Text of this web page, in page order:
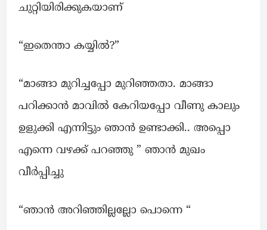
ചുറ്റിയിരിക്കുകയാണ്
“ഇതെന്താ കയ്യിൽ?”
“മാങ്ങാ മുറിച്ചപ്പോ മുറിഞ്ഞതാ. മാങ്ങാ
പറിക്കാൻ മാവിൽ കേറിയപ്പോ വീണു കാലും
ഉളുക്കി എന്നിട്ടും ഞാൻ ഉണ്ടാക്കി.. അപ്പൊ
എന്നെ വഴക്ക് പറഞ്ഞു ” ഞാൻ മുഖം
വീർപ്പിച്ചു
“ഞാൻ അറിഞ്ഞില്ലല്ലോ പൊന്നെ “